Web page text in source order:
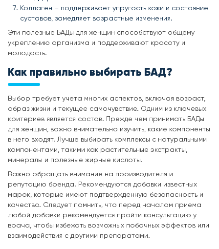
Коллаген – поддерживает упругость кожи и состояние
суставов, замедляет возрастные изменения.
Эти полезные БАДы для женщин способствуют общему
укреплению организма и поддерживают красоту и
молодость.
Как правильно выбирать БАД?
Выбор требует учета многих аспектов, включая возраст,
образ жизни и текущее самочувствие. Одним из ключевых
критериев является состав. Прежде чем принимать БАДы
для женщин, важно внимательно изучить, какие компоненты
в него входят. Лучше выбирать комплексы с натуральными
компонентами, такими как растительные экстракты,
минералы и полезные жирные кислоты.
Важно обращать внимание на производителя и
репутацию бренда. Рекомендуются добавки известных
марок, которые имеют подтвержденную безопасность и
качество. Следует помнить, что перед началом приема
любой добавки рекомендуется пройти консультацию у
врача, чтобы избежать возможных побочных эффектов или
взаимодействия с другими препаратами.